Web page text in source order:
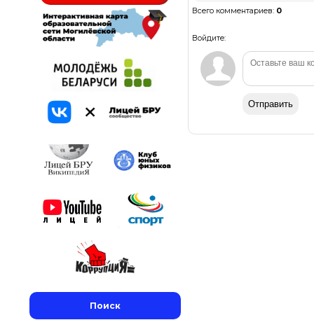
Поиск
Всего комментариев: 0
Войдите:
Отправить